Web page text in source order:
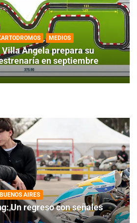
MEDIOS
Villa Angela prepara su
en septiembre
AIRES
Un regreso con señales